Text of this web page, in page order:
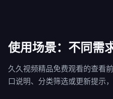
使用场景：不同需
久久视频精品免费观看的查看
口说明、分类筛选或更新提示